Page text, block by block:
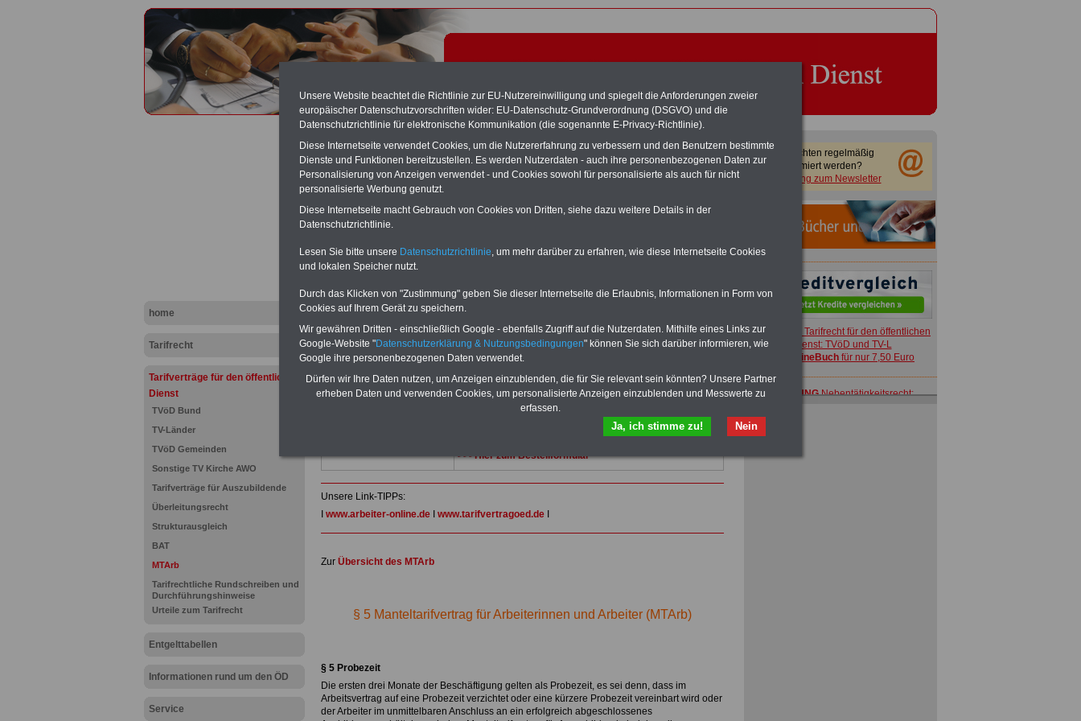
home
Tarifrecht
Tarifverträge für den öffentlichen
Dienst
TVöD Bund
TV-Länder
TVöD Gemeinden
Sonstige TV Kirche AWO
Tarifverträge für Auszubildende
Überleitungsrecht
Strukturausgleich
BAT
MTArb
Tarifrechtliche Rundschreiben und
Durchführungshinweise
Urteile zum Tarifrecht
Entgelttabellen
Informationen rund um den ÖD
Service
Manteltarifvertrag für Arbeiter im öffentlichen Dienst (MTArb): § 5
Probezeit
Exklusivangebot zum Komplettpreis von nur 22,50 Euro
Der INFO-SERVICE Öffentliche Dienst/Beamte informiert
seit 1997 - also seit mehr als 25 Jahren - die Beschäftigten
des öffentlichen Dienstes zu wichtigen Themen rund um
Einkommen und Arbeitsbedingungen, u.a. auchdas im
Jahr 2025 neu aufgelegte eBook zum
Nebentätigkeitsrecht
Wissenswertes für Beamtinnen und Beamte,
BeamtenversorgungsrechtundBeihilferecht. Ebenfalls
5 eBooks
Arbeitnehmer und Beamte, Tarifrecht (TVöD, TV-L),
Berufseinstieg im öffentlichen Dienst, Rund ums Geld im
>>>Hier zum Bestellformular
Unsere Link-TIPPs:
www.arbeiter-online.deI www.tarifvertragoed.deI
Zur Übersicht des MTArb
§ 5 Manteltarifvertrag für Arbeiterinnen und Arbeiter (MTArb)
§ 5 Probezeit
Die ersten drei Monate der Beschäftigung gelten als Probezeit, es sei denn, dass im
Arbeitsvertrag auf eine Probezeit verzichtet oder eine kürzere Probezeit vereinbart wird oder
der Arbeiter im unmittelbaren Anschluss an ein erfolgreich abgeschlossenes
Sie möchten regelmäßig
informiert werden?
Anmeldung zum Newsletter
ACHTUNG
Tarifrecht für den öffentlichen
Dienst: TVöD und TV-L
OnlineBuch für nur 7,50 Euro
ACHTUNGNebentätigkeitsrecht:
Unsere Website beachtet die Richtlinie zur EU-Nutzereinwilligung und spiegelt die Anforderungen zweier
europäischer Datenschutzvorschriften wider: EU-Datenschutz-Grundverordnung (DSGVO) und die
Datenschutzrichtlinie für elektronische Kommunikation (die sogenannte E-Privacy-Richtlinie).
Diese Internetseite verwendet Cookies, um die Nutzererfahrung zu verbessern und den Benutzern bestimmte
Dienste und Funktionen bereitzustellen. Es werden Nutzerdaten - auch ihre personenbezogenen Daten zur
Personalisierung von Anzeigen verwendet - und Cookies sowohl für personalisierte als auch für nicht
personalisierte Werbung genutzt.
Diese Internetseite macht Gebrauch von Cookies von Dritten, siehe dazu weitere Details in der
Datenschutzrichtlinie.
Lesen Sie bitte unsere Datenschutzrichtlinie, um mehr darüber zu erfahren, wie diese Internetseite Cookies
und lokalen Speicher nutzt.
Durch das Klicken von "Zustimmung" geben Sie dieser Internetseite die Erlaubnis, Informationen in Form von
Cookies auf Ihrem Gerät zu speichern.
Wir gewähren Dritten - einschließlich Google - ebenfalls Zugriff auf die Nutzerdaten. Mithilfe eines Links zur
Google-Website "Datenschutzerklärung & Nutzungsbedingungen" können Sie sich darüber informieren, wie
Google ihre personenbezogenen Daten verwendet.
Dürfen wir Ihre Daten nutzen, um Anzeigen einzublenden, die für Sie relevant sein könnten? Unsere Partner
erheben Daten und verwenden Cookies, um personalisierte Anzeigen einzublenden und Messwerte zu
erfassen.
Nein
Ja, ich stimme zu!